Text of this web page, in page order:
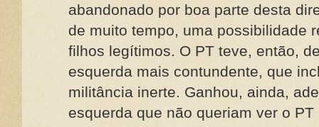
abandonado por boa parte desta
de muito tempo, uma possibilidade
filhos legítimos. O PT teve, então,
esquerda mais contundente, que
militância inerte. Ganhou, ainda,
esquerda que não queriam ver o